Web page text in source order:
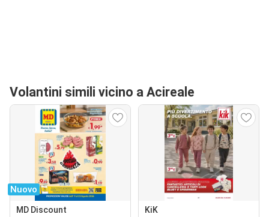
Volantini simili vicino a Acireale
Nuovo
MD Discount KiK